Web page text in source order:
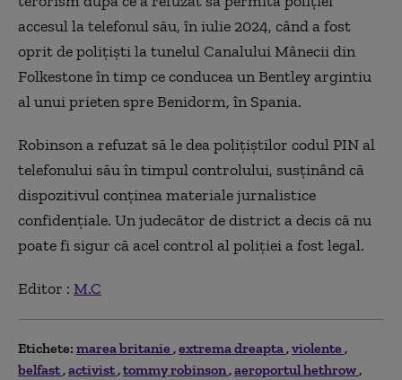
accesul la telefonul său, în iulie 2024, când a fost
oprit de poliţişti la tunelul Canalului Mânecii din
Folkestone în timp ce conducea un Bentley argintiu
al unui prieten spre Benidorm, în Spania.
Robinson a refuzat să le dea poliţiştilor codul PIN al
telefonului său în timpul controlului, susţinând că
dispozitivul conţinea materiale jurnalistice
confidenţiale. Un judecător de district a decis că nu
poate fi sigur că acel control al poliţiei a fost legal.
Editor : M.C
Etichete: marea britanie extrema dreapta violente
belfast activist tommy robinson aeroportul hethrow